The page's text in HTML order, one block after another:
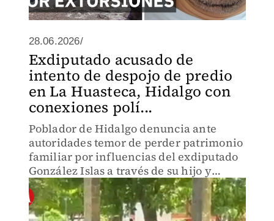
28.06.2026/
Exdiputado acusado de
intento de despojo de predio
en La Huasteca, Hidalgo con
conexiones polí...
Poblador de Hidalgo denuncia ante
autoridades temor de perder patrimonio
familiar por influencias del exdiputado
González Islas a través de su hijo y
nuera en gobierno municipal. Caso
revela cómo poder político vulnera
derechos de ciudadanos comunes.